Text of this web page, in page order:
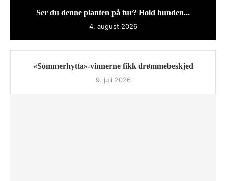
Ser du denne planten på tur? Hold hunden...
4. august 2026
«Sommerhytta»-vinnerne fikk drømmebeskjed
9. juli 2026